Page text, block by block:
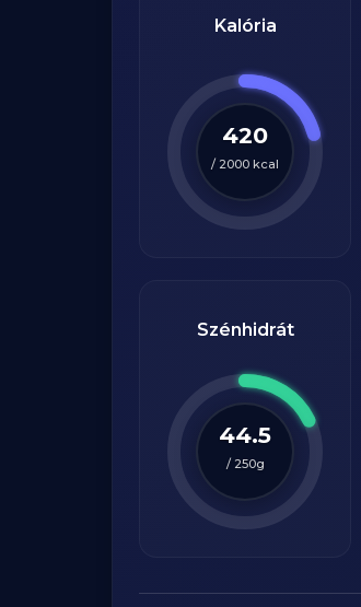
Kalória
420
/ 2000 kcal
Szénhidrát
44.5
/ 250g